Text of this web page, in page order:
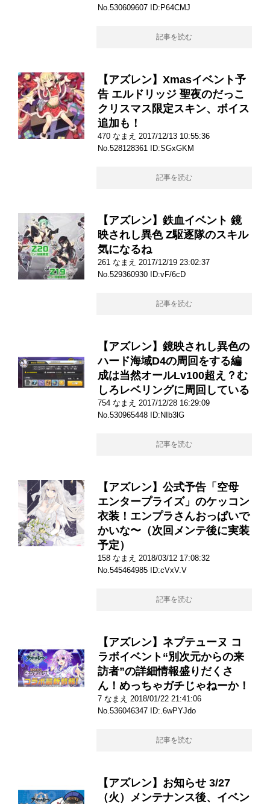
No.530609607 ID:P64CMJ
記事を読む
【アズレン】Xmasイベント予
告 エルドリッジ 聖夜のだっこ
クリスマス限定スキン、ボイス
追加も！
470 なまえ 2017/12/13 10:55:36
No.528128361 ID:SGxGKM
記事を読む
【アズレン】鉄血イベント 鏡
映されし異色 Z駆逐隊のスキル
気になるね
261 なまえ 2017/12/19 23:02:37
No.529360930 ID:vF/6cD
記事を読む
【アズレン】鏡映されし異色の
ハード海域D4の周回をする編
成は当然オールLv100超え？む
しろレベリングに周回している
754 なまえ 2017/12/28 16:29:09
No.530965448 ID:NIb3lG
記事を読む
【アズレン】公式予告「空母
エンタープライズ」のケッコン
衣装！エンプラさんおっぱいで
かいな〜（次回メンテ後に実装
予定）
158 なまえ 2018/03/12 17:08:32
No.545464985 ID:cVxV.V
記事を読む
【アズレン】ネプテューヌ コ
ラボイベント“別次元からの来
訪者”の詳細情報盛りだくさ
ん！めっちゃガチじゃねーか！
7 なまえ 2018/01/22 21:41:06
No.536046347 ID:.6wPYJdo
記事を読む
【アズレン】お知らせ 3/27
（火）メンテナンス後、イベン